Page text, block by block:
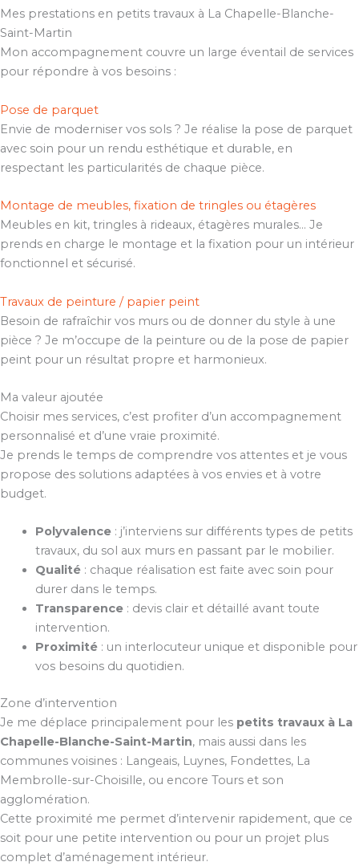
Mes prestations en petits travaux à La Chapelle-Blanche-
Saint-Martin
Mon accompagnement couvre un large éventail de services
pour répondre à vos besoins :
Pose de parquet
Envie de moderniser vos sols ? Je réalise la pose de parquet
avec soin pour un rendu esthétique et durable, en
respectant les particularités de chaque pièce.
Montage de meubles, fixation de tringles ou étagères
Meubles en kit, tringles à rideaux, étagères murales… Je
prends en charge le montage et la fixation pour un intérieur
fonctionnel et sécurisé.
Travaux de peinture / papier peint
Besoin de rafraîchir vos murs ou de donner du style à une
pièce ? Je m’occupe de la peinture ou de la pose de papier
peint pour un résultat propre et harmonieux.
Ma valeur ajoutée
Choisir mes services, c’est profiter d’un accompagnement
personnalisé et d’une vraie proximité.
Je prends le temps de comprendre vos attentes et je vous
propose des solutions adaptées à vos envies et à votre
budget.
Polyvalence: j’interviens sur différents types de petits
travaux, du sol aux murs en passant par le mobilier.
Qualité: chaque réalisation est faite avec soin pour
durer dans le temps.
Transparence: devis clair et détaillé avant toute
intervention.
Proximité: un interlocuteur unique et disponible pour
vos besoins du quotidien.
Zone d’intervention
Je me déplace principalement pour les petits travaux à La
Chapelle-Blanche-Saint-Martin, mais aussi dans les
communes voisines : Langeais, Luynes, Fondettes, La
Membrolle-sur-Choisille, ou encore Tours et son
agglomération.
Cette proximité me permet d’intervenir rapidement, que ce
soit pour une petite intervention ou pour un projet plus
complet d’aménagement intérieur.